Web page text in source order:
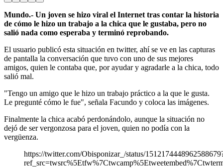
Mundo.- Un joven se hizo viral el Internet tras contar la historia
de cómo le hizo un trabajo a la chica que le gustaba, pero no
salió nada como esperaba y terminó reprobando.
El usuario publicó esta situación en twitter, ahí se ve en las capturas
de pantalla la conversación que tuvo con uno de sus mejores
amigos, quien le contaba que, por ayudar y agradarle a la chica, todo
salió mal.
"Tengo un amigo que le hizo un trabajo práctico a la que le gusta.
Le pregunté cómo le fue", señala Facundo y coloca las imágenes.
Finalmente la chica acabó perdonándolo, aunque la situación no
dejó de ser vergonzosa para el joven, quien no podía con la
vergüenza.
https://twitter.com/Obisponizar_/status/